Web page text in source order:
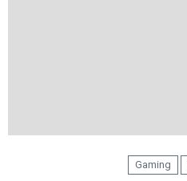
Gaming